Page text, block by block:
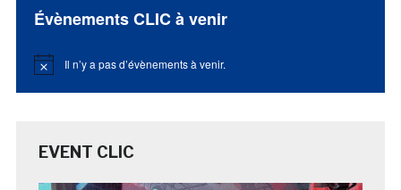
Évènements CLIC à venir
Notice Il n’y a pas d’évènements à venir.
EVENT CLIC